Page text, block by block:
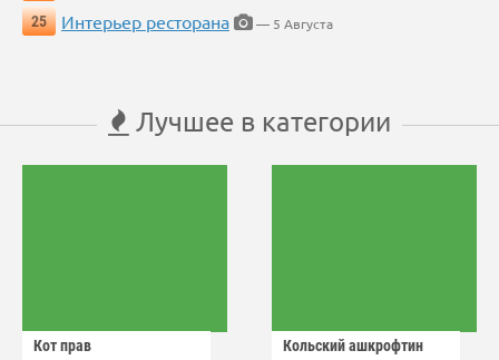
25
Интерьер ресторана — 5 Августа
Лучшее в категории
Кот прав Кольский ашкрофтин